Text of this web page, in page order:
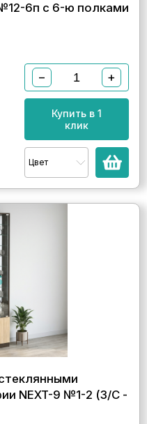
6п с 6-ю полками
− +
Купить в 1
клик
Цвет
NEXT-9 №1-2 (З/C -